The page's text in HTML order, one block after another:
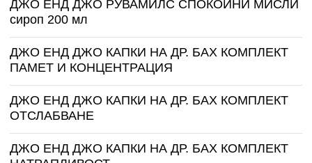
ДЖО ЕНД ДЖО РУВАМИЛС СПОКОЙНИ МИСЛИ
сироп 200 мл
ДЖО ЕНД ДЖО КАПКИ НА ДР. БАХ КОМПЛЕКТ
ПАМЕТ И КОНЦЕНТРАЦИЯ
ДЖО ЕНД ДЖО КАПКИ НА ДР. БАХ КОМПЛЕКТ
ОТСЛАБВАНЕ
ДЖО ЕНД ДЖО КАПКИ НА ДР. БАХ КОМПЛЕКТ